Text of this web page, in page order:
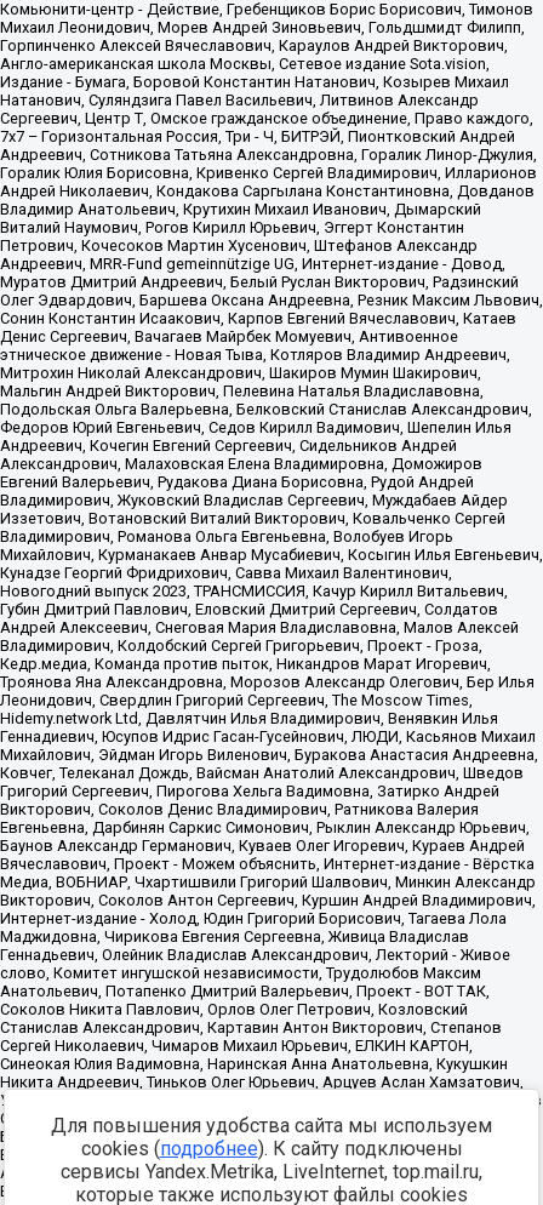
Для повышения удобства сайта мы используем
cookies (подробнее). К сайту подключены
сервисы Yandex.Metrika, LiveInternet, top.mail.ru,
которые также используют файлы cookies